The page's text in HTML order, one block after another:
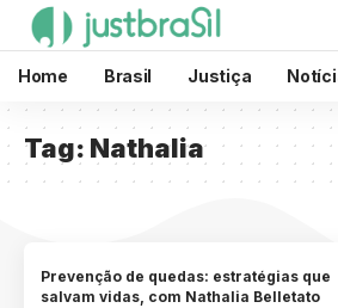
Home Brasil Justiça
Tag: Nathalia
Prevenção de quedas: estratégias que
salvam vidas, com Nathalia Belletato